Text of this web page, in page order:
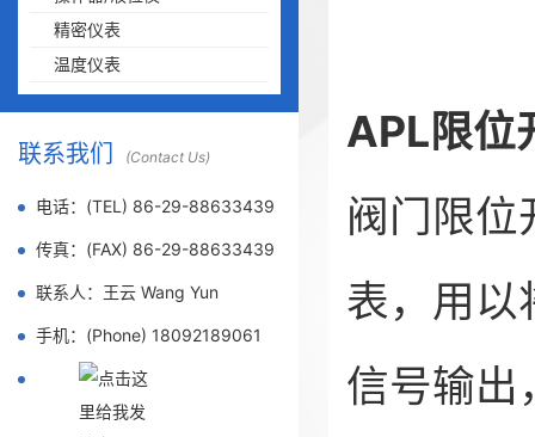
精密仪表
温度仪表
联系我们 (Contact Us)
电话：(TEL) 86-29-88633439
传真：(FAX) 86-29-88633439
联系人：王云 Wang Yun
手机：(Phone) 18092189061
APL限位
阀门限位
表，用以
信号输出